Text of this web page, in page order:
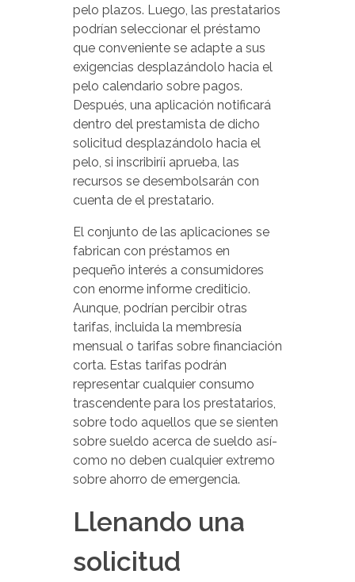
pelo plazos. Luego, las prestatarios
podrían seleccionar el préstamo
que conveniente se adapte a sus
exigencias desplazándolo hacia el
pelo calendario sobre pagos.
Después, una aplicación notificará
dentro del prestamista de dicho
solicitud desplazándolo hacia el
pelo, si inscribirí¡ aprueba, las
recursos se desembolsarán con
cuenta de el prestatario.
El conjunto de las aplicaciones se
fabrican con préstamos en
pequeño interés a consumidores
con enorme informe crediticio.
Aunque, podrían percibir otras
tarifas, incluida la membresía
mensual o tarifas sobre financiación
corta. Estas tarifas podrán
representar cualquier consumo
trascendente para los prestatarios,
sobre todo aquellos que se sienten
sobre sueldo acerca de sueldo así­
como no deben cualquier extremo
sobre ahorro de emergencia.
Llenando una
solicitud